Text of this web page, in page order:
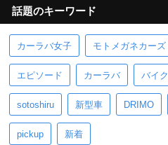
話題のキーワード
カーラバ女子 モトメガネカーズ
エピソード カーラバ バイク
sotoshiru 新型車 DRIMO
pickup 新着